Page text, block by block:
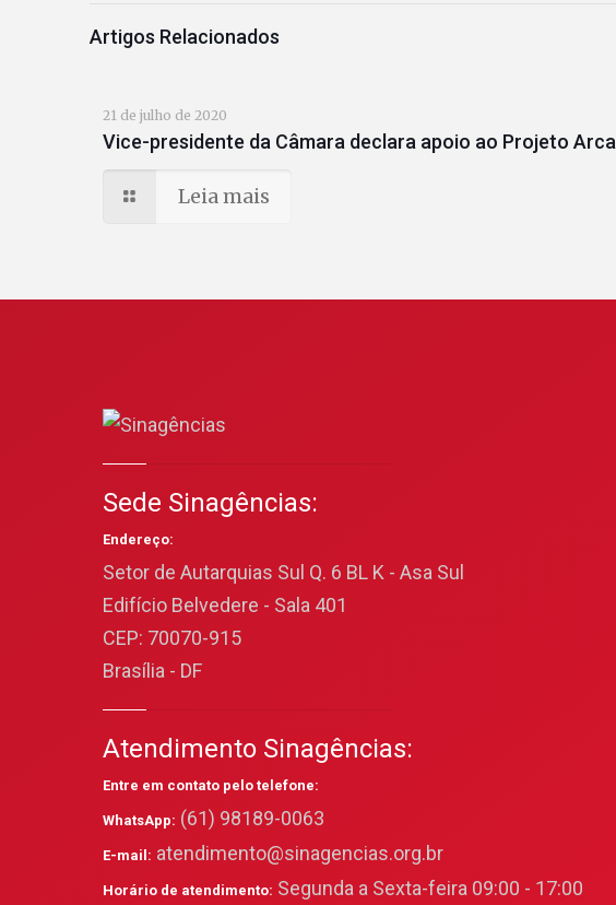
Artigos Relacionados
21 de julho de 2020
Vice-presidente da Câmara declara apoio ao Projeto Arca
Leia mais
Sede Sinagências:
Endereço:
Setor de Autarquias Sul Q. 6 BL K - Asa Sul
Edifício Belvedere - Sala 401
CEP: 70070-915
Brasília - DF
Atendimento Sinagências:
Entre em contato pelo telefone:
WhatsApp: (61) 98189-0063
E-mail: atendimento@sinagencias.org.br
Horário de atendimento: Segunda a Sexta-feira 09:00 - 17:00